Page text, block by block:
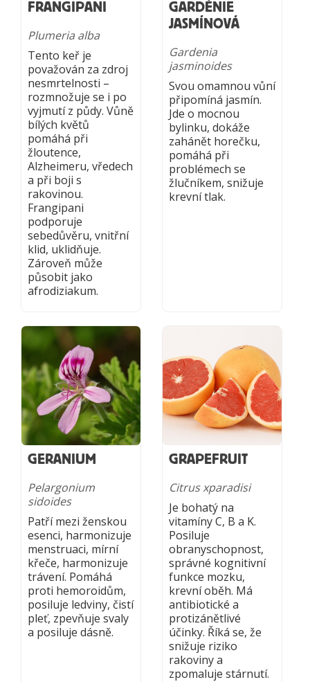
FRANGIPANI
Plumeria alba
Tento keř je
považován za zdroj
nesmrtelnosti –
rozmnožuje se i po
vyjmutí z půdy. Vůně
bílých květů
pomáhá při
žloutence,
Alzheimeru, vředech
a při boji s
rakovinou.
Frangipani
podporuje
sebedůvěru, vnitřní
klid, uklidňuje.
Zároveň může
působit jako
afrodiziakum.
GARDÉNIE
JASMÍNOVÁ
Gardenia
jasminoides
Svou omamnou vůní
připomíná jasmín.
Jde o mocnou
bylinku, dokáže
zahánět horečku,
pomáhá při
problémech se
žlučníkem, snižuje
krevní tlak.
GERANIUM
Pelargonium
sidoides
Patří mezi ženskou
esenci, harmonizuje
menstruaci, mírní
křeče, harmonizuje
trávení. Pomáhá
proti hemoroidům,
posiluje ledviny, čistí
pleť, zpevňuje svaly
a posiluje dásně.
GRAPEFRUIT
Citrus xparadisi
Je bohatý na
vitamíny C, B a K.
Posiluje
obranyschopnost,
správné kognitivní
funkce mozku,
krevní oběh. Má
antibiotické a
protizánětlivé
účinky. Říká se, že
snižuje riziko
rakoviny a
zpomaluje stárnutí.